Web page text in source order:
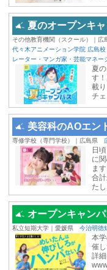
夏のオープンキ
その他教育機関（スクール）｜広
代々木アニメーション学院 広島
レーター・マンガ家・芸能マネー
夏
す
載
チ
美容科のAOエン
専修学校（専門学校）｜広島県
日
に
ま
合
た
オープンキャンパ
私立短期大学｜愛媛県 今治明徳
本
催
詳